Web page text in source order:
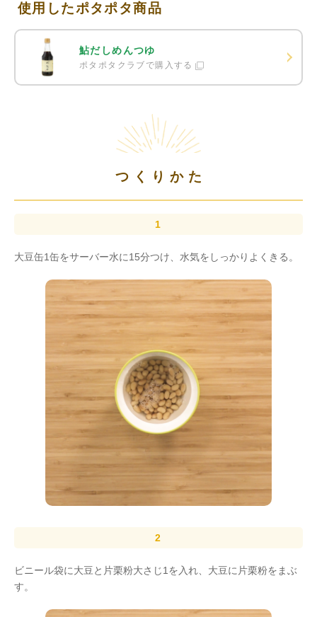
使用したポタポタ商品
鮎だしめんつゆ
ポタポタクラブで購入する
つくりかた
大豆缶1缶をサーバー水に15分つけ、水気をしっかりよくきる。
ビニール袋に大豆と片栗粉大さじ1を入れ、大豆に片栗粉をまぶ
す。